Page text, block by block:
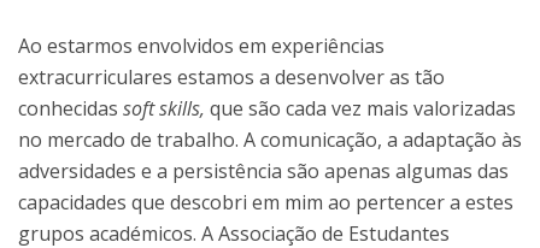
Ao estarmos envolvidos em experiências
extracurriculares estamos a desenvolver as tão
conhecidas soft skills, que são cada vez mais valorizadas
no mercado de trabalho. A comunicação, a adaptação às
adversidades e a persistência são apenas algumas das
capacidades que descobri em mim ao pertencer a estes
grupos académicos. A Associação de Estudantes